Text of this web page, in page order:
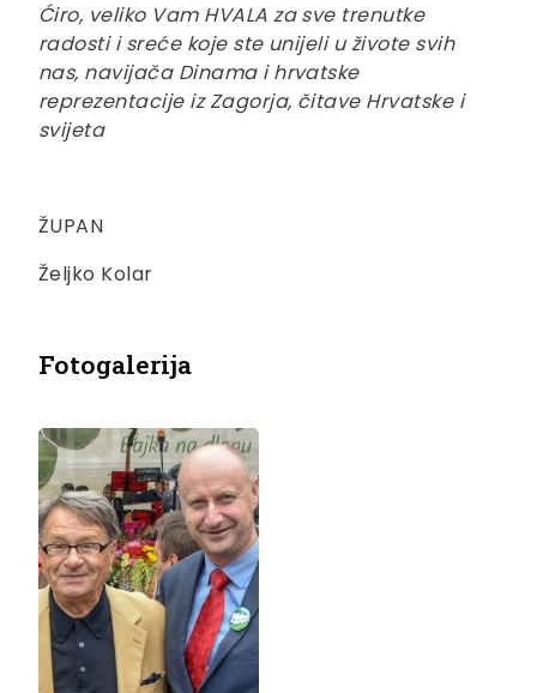
Ćiro, veliko Vam HVALA za sve trenutke
radosti i sreće koje ste unijeli u živote svih
nas, navijača Dinama i hrvatske
reprezentacije iz Zagorja, čitave Hrvatske i
svijeta
ŽUPAN
Željko Kolar
Fotogalerija